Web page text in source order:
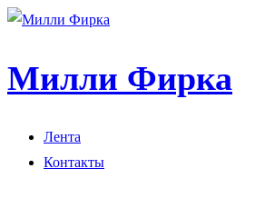
Милли Фирка
Лента
Контакты